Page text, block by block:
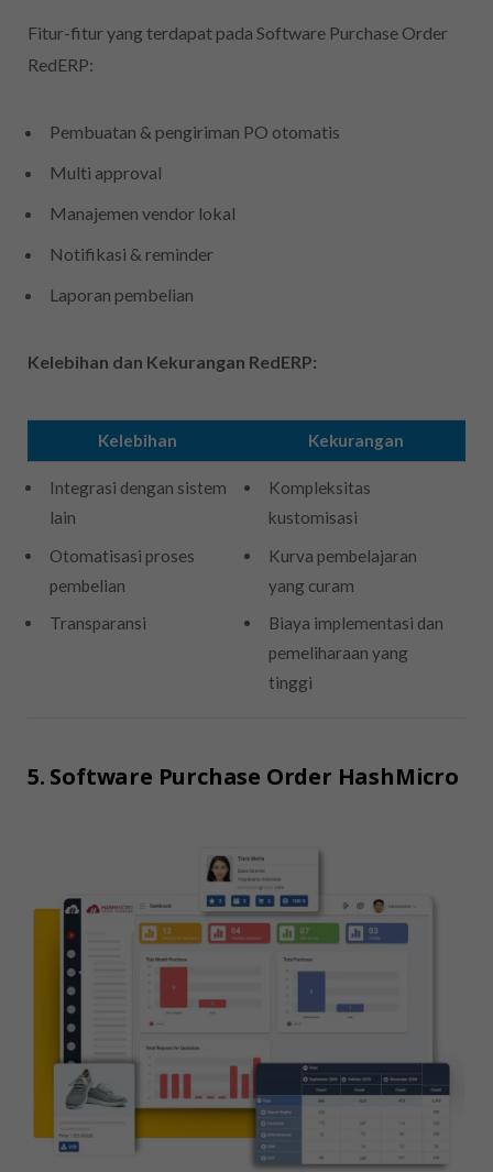
Fitur-fitur yang terdapat pada Software Purchase Order
RedERP:
Pembuatan & pengiriman PO otomatis
Multi approval
Manajemen vendor lokal
Notifikasi & reminder
Laporan pembelian
Kelebihan dan Kekurangan RedERP:
Kelebihan Kekurangan
Integrasi dengan sistem
lain
Otomatisasi proses
pembelian
Transparansi
Kompleksitas
kustomisasi
Kurva pembelajaran
yang curam
Biaya implementasi dan
pemeliharaan yang
tinggi
5. Software Purchase Order HashMicro